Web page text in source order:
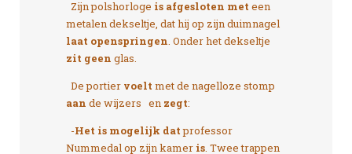
Zijn polshorloge is afgesloten met een
metalen dekseltje, dat hij op zijn duimnagel
laat openspringen. Onder het dekseltje
zit geen glas.
De portier voelt met de nagelloze stomp
aan de wijzers en zegt:
-Het is mogelijk datprofessor
Nummedal op zijn kamer is. Twee trappen